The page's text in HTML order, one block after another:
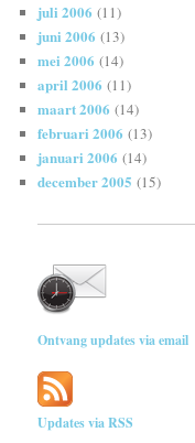
juli 2006 (11)
juni 2006 (13)
mei 2006 (14)
april 2006 (11)
maart 2006 (14)
februari 2006 (13)
januari 2006 (14)
december 2005 (15)
Ontvang updates via email
Updates via RSS